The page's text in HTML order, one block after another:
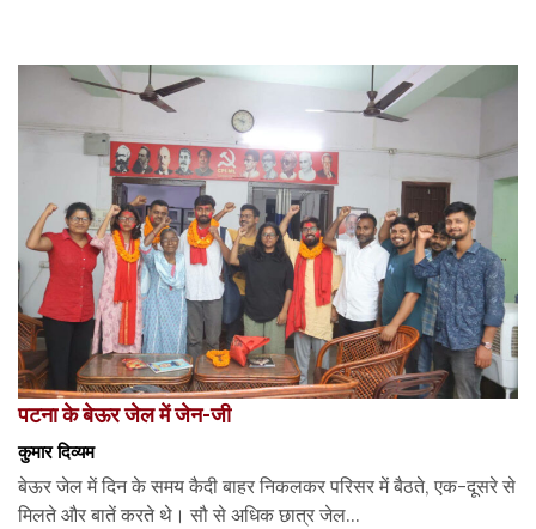
पटना के बेऊर जेल में जेन-जी
कुमार दिव्यम
बेऊर जेल में दिन के समय कैदी बाहर निकलकर परिसर में बैठते, एक-दूसरे से
मिलते और बातें करते थे। सौ से अधिक छात्र जेल...